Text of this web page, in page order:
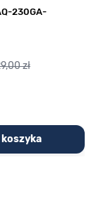
230GA-
zł
koszyka